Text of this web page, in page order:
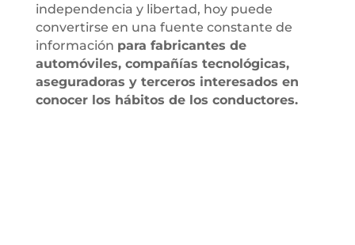
independencia y libertad, hoy puede
convertirse en una fuente constante de
información para fabricantes de
automóviles, compañías tecnológicas,
aseguradoras y terceros interesados en
conocer los hábitos de los conductores.